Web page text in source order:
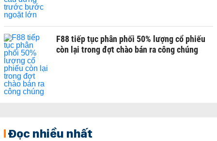
F88 tiếp tục phân phối 50% lượng cổ phiếu
còn lại trong đợt chào bán ra công chúng
Đọc nhiều nhất